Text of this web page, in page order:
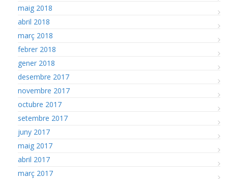
maig 2018
abril 2018
març 2018
febrer 2018
gener 2018
desembre 2017
novembre 2017
octubre 2017
setembre 2017
juny 2017
maig 2017
abril 2017
març 2017